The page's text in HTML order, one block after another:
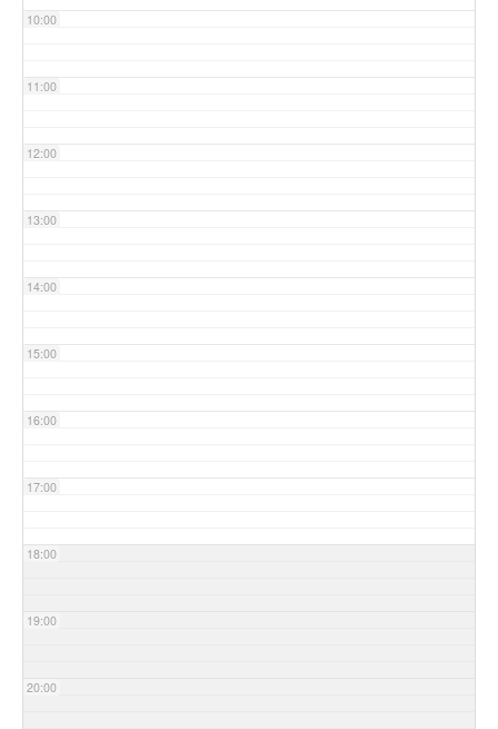
10:00
11:00
12:00
13:00
14:00
15:00
16:00
17:00
18:00
19:00
20:00